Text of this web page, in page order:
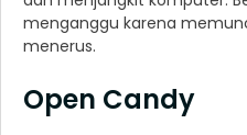
menganggu karena
menerus.
Open Candy